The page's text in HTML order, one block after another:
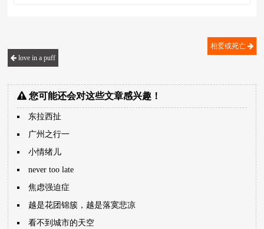
love in a puff
相爱或死亡
您可能还会对这些文章感兴趣！
东拉西扯
广州之行一
小情绪儿
never too late
焦虑强迫症
越是花团锦簇，越是落寞悲凉
看不到城市的天空